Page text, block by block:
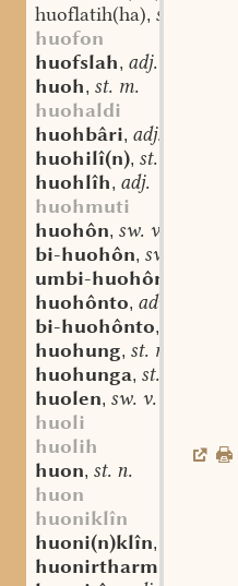
huoflatih(ha), st. sw. f.
huofon
huofslah, adj.
huoh, st. m.
huohaldi
huohbâri, adj.
huohilî(n), st. n.
huohlîh, adj.
huohmuti
huohôn, sw. v.
bi-huohôn, sw. v.
umbi-huohôn
huohônto, adv.
bi-huohônto,
huohung, st. m.
huohunga, st. f.
huolen, sw. v.
huoli
huolih
huon, st. n.
huon
huoniklîn
huoni(n)klîn,
huonirtharm